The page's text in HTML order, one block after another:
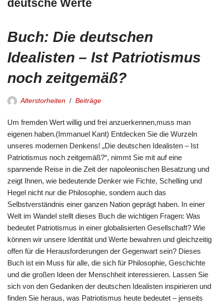
deutsche Werte
Buch: Die deutschen
Idealisten – Ist Patriotismus
noch zeitgemäß?
Alterstorheiten Beiträge
Um fremden Wert willig und frei anzuerkennen,muss man
eigenen haben.(Immanuel Kant) Entdecken Sie die Wurzeln
unseres modernen Denkens! „Die deutschen Idealisten – Ist
Patriotismus noch zeitgemäß?“, nimmt Sie mit auf eine
spannende Reise in die Zeit der napoleonischen Besatzung und
zeigt Ihnen, wie bedeutende Denker wie Fichte, Schelling und
Hegel nicht nur die Philosophie, sondern auch das
Selbstverständnis einer ganzen Nation geprägt haben. In einer
Welt im Wandel stellt dieses Buch die wichtigen Fragen: Was
bedeutet Patriotismus in einer globalisierten Gesellschaft? Wie
können wir unsere Identität und Werte bewahren und gleichzeitig
offen für die Herausforderungen der Gegenwart sein? Dieses
Buch ist ein Muss für alle, die sich für Philosophie, Geschichte
und die großen Ideen der Menschheit interessieren. Lassen Sie
sich von den Gedanken der deutschen Idealisten inspirieren und
finden Sie heraus, was Patriotismus heute bedeutet – jenseits